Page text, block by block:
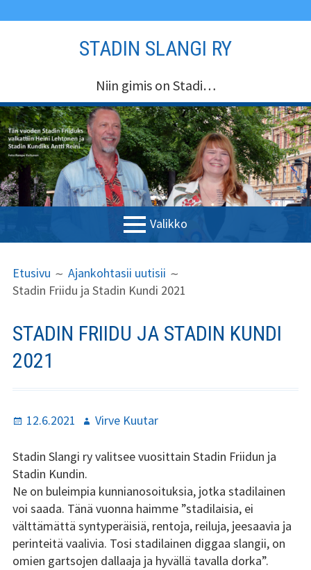
STADIN SLANGI RY
Niin gimis on Stadi…
Valikko
VALIKKO
Stadin Slangi ry
Stadin Slangi ry:n säännöt
Hallitus
Jäsenyys
Historia
Toiminta
Tsilari
Mediakortti
Tsilari 2021
Etusivu
Ajankohtasii uutisii
Stadin Friidu ja Stadin Kundi 2021
STADIN FRIIDU JA STADIN KUNDI
2021
Julkaistu
12.6.2021 Kirjoittaja
Virve Kuutar
Stadin Slangi ry valitsee vuosittain Stadin Friidun ja
Stadin Kundin.
Ne on buleimpia kunnianosoituksia, jotka stadilainen
voi saada. Tänä vuonna haimme ”stadilaisia, ei
välttämättä syntyperäisiä, rentoja, reiluja, jeesaavia ja
perinteitä vaalivia. Tosi stadilainen diggaa slangii, on
omien gartsojen dallaaja ja hyvällä tavalla dorka”.